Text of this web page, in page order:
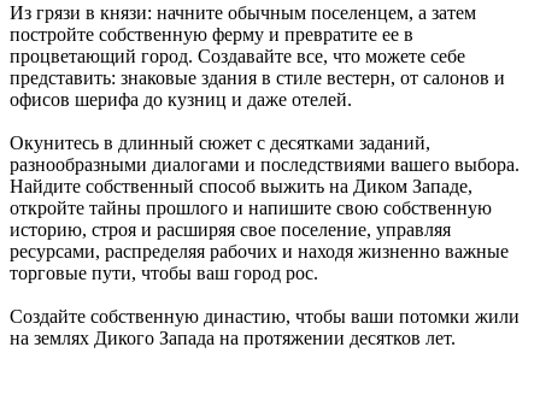
Из грязи в князи: начните обычным поселенцем, а затем
постройте собственную ферму и превратите ее в
процветающий город. Создавайте все, что можете себе
представить: знаковые здания в стиле вестерн, от салонов и
офисов шерифа до кузниц и даже отелей.
Окунитесь в длинный сюжет с десятками заданий,
разнообразными диалогами и последствиями вашего выбора.
Найдите собственный способ выжить на Диком Западе,
откройте тайны прошлого и напишите свою собственную
историю, строя и расширяя свое поселение, управляя
ресурсами, распределяя рабочих и находя жизненно важные
торговые пути, чтобы ваш город рос.
Создайте собственную династию, чтобы ваши потомки жили
на землях Дикого Запада на протяжении десятков лет.